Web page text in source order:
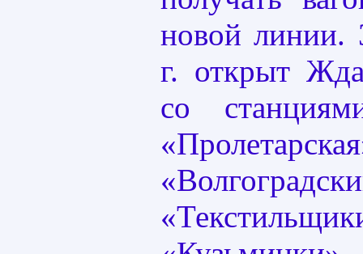
новой линии.
г. открыт
со